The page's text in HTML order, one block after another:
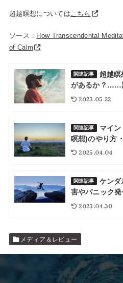
超越瞑想については こちら
ソース： How Transcendental
of Calm
関連記事
超越
があるか？……
2023.05.22
関連記事
マイ
瞑想)のやり方
2025.04.04
関連記事
ケン
害やパニック
2023.04.30
メディア＆レビュー